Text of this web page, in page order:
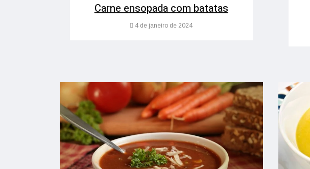
Carne ensopada com batatas
4 de janeiro de 2024